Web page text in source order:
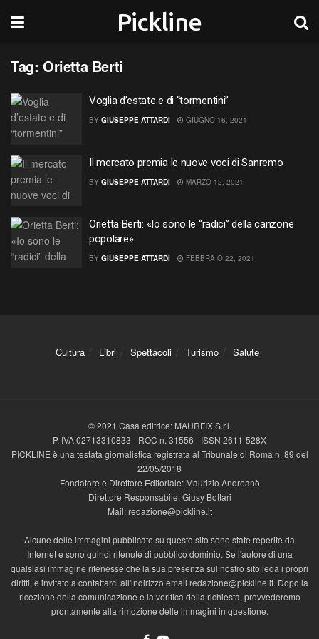
Pickline
Tag: Orietta Berti
Voglia d’estate e di “tormentini”
BY GIUSEPPE ATTARDI GIUGNO 16, 2021
Il mercato premia le nuove voci di Sanremo
BY GIUSEPPE ATTARDI MARZO 12, 2021
Orietta Berti: «Io sono le “radici” della canzone
popolare»
BY GIUSEPPE ATTARDI FEBBRAIO 22, 2021
Cultura Libri Spettacoli Turismo Salute
© 2021 Casa editrice: MAURFIX S.r.l.
P. IVA 02713310833 - ROC n. 31556 - ISSN 2611-528X
PICKLINE è una testata giornalistica registrata al Tribunale di Roma n. 89 del
22/05/2018
Fondatore e Direttore Editoriale: Maurizio Andreanò
Direttore Responsabile: Giusy Bottari
Mail: redazione@pickline.it
Alcune delle immagini pubblicate su questo sito sono state reperite da
Internet e sono quindi ritenute di pubblico dominio. Se l'autore di una
qualsiasi immagine ritenesse che la sua presenza sul nostro sito leda i propri
diritti, è invitato a contattarci all'indirizzo email redazione@pickline.it. Dopo la
ricezione della comunicazione e la verifica della richiesta, provvederemo
prontamente alla rimozione delle immagini in questione.